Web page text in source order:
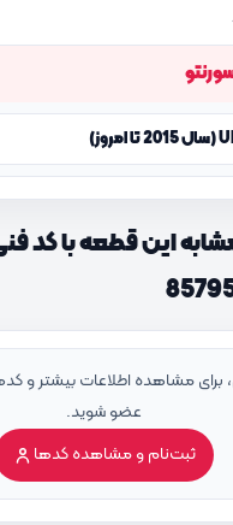
این قطعه با کد
برای مشاهده اطلاعات بیشتر و
عضو شوید.
ثبت‌نام و مشاهده کدها